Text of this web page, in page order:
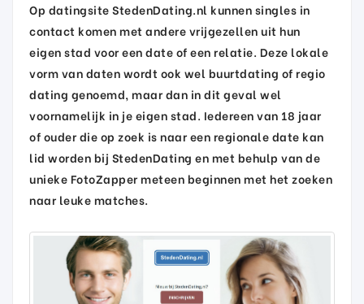
Op datingsite StedenDating.nl kunnen singles in
contact komen met andere vrijgezellen uit hun
eigen stad voor een date of een relatie. Deze lokale
vorm van daten wordt ook wel buurtdating of regio
dating genoemd, maar dan in dit geval wel
voornamelijk in je eigen stad. Iedereen van 18 jaar
of ouder die op zoek is naar een regionale date kan
lid worden bij StedenDating en met behulp van de
unieke FotoZapper meteen beginnen met het zoeken
naar leuke matches.